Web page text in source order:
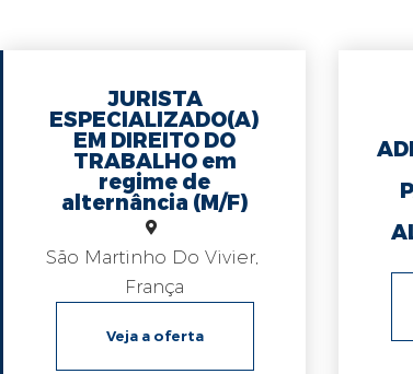
JURISTA
ESPECIALIZADO(A)
EM DIREITO DO
TRABALHO em
regime de
alternância (M/F)
São Martinho Do Vivier,
França
Veja a oferta